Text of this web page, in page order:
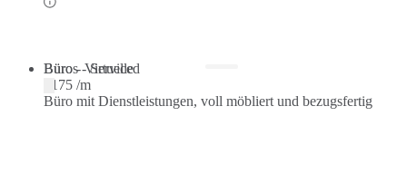
Büros - Serviced
Büro mit Dienstleistungen, voll möbliert und bezugsfertig
Büro - Virtuelle
€175 /m